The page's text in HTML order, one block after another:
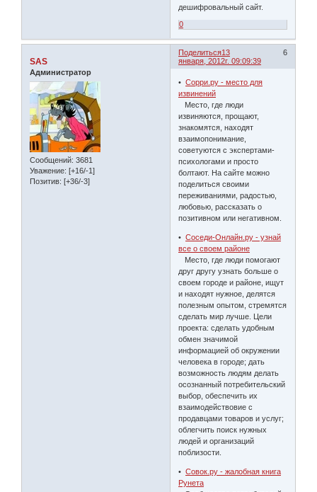
дешифровальный сайт.
0
Поделиться 6
13
января, 2012г. 09:09:39
SAS
Администратор
Сообщений: 3681
Уважение: [+16/-1]
Позитив: [+36/-3]
•Сорри.ру - место для
извинений
Место, где люди
извиняются, прощают,
знакомятся, находят
взаимопонимание,
советуются с экспертами-
психологами и просто
болтают. На сайте можно
поделиться своими
переживаниями, радостью,
любовью, рассказать о
позитивном или негативном.
•Соседи-Онлайн.ру - узнай
все о своем районе
Место, где люди помогают
друг другу узнать больше о
своем городе и районе, ищут
и находят нужное, делятся
полезным опытом, стремятся
сделать мир лучше. Цели
проекта: сделать удобным
обмен значимой
информацией об окружении
человека в городе; дать
возможность людям делать
осознанный потребительский
выбор, обеспечить их
взаимодействовие с
продавцами товаров и услуг;
облегчить поиск нужных
людей и организаций
поблизости.
•Совок.ру - жалобная книга
Рунета